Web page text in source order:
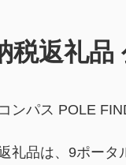
税返礼品
ンパス POLE
礼品は、9ポータ